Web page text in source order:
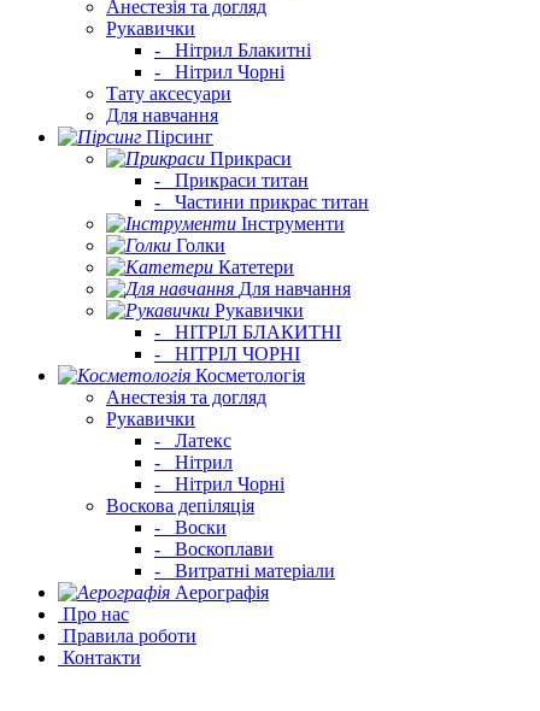
Анестезія та догляд
Рукавички
-
Нітрил Блакитні
-
Нітрил Чорні
Тату аксесуари
Для навчання
Пірсинг
Прикраси
-
Прикраси титан
-
Частини прикрас титан
Інструменти
Голки
Катетери
Для навчання
Рукавички
-
НІТРІЛ БЛАКИТНІ
-
НІТРІЛ ЧОРНІ
Косметологія
Анестезія та догляд
Рукавички
-
Латекс
-
Нітрил
-
Нітрил Чорні
Воскова депіляція
-
Воски
-
Воскоплави
-
Витратні матеріали
Аерографія
Про нас
Правила роботи
Контакти